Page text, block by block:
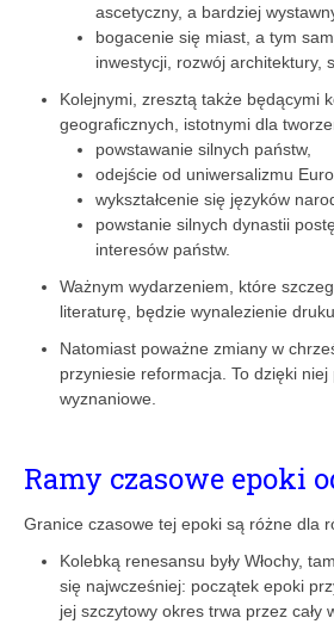
ascetyczny, a bardziej
bogacenie się miast, a tym
inwestycji, rozwój architektury,
Kolejnymi, zresztą także będącymi
geograficznych, istotnymi dla
powstawanie silnych państw,
odejście od uniwersalizmu
wykształcenie się języków
powstanie silnych dynastii
interesów państw.
Ważnym wydarzeniem, które
literaturę, będzie wynalezienie druku.
Natomiast poważne zmiany w
przyniesie reformacja. To dzięki
wyznaniowe.
Ramy czasowe epoki
Granice czasowe tej epoki są różne dla
Kolebką renesansu były Włochy,
się najwcześniej: początek epoki
jej szczytowy okres trwa przez cały